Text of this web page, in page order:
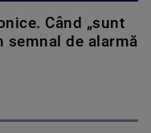
Când „sunt
semnal de alarmă